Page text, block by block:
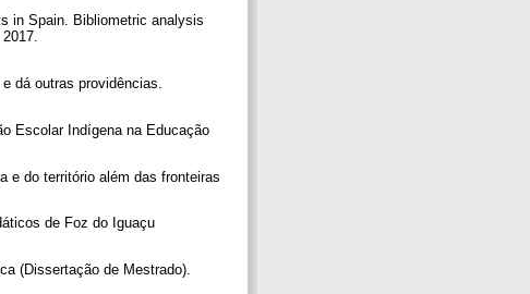
in Spain. Bibliometric analysis
dá outras providências.
Escolar Indígena na Educação
e do território além das fronteiras
de Foz do Iguaçu
(Dissertação de Mestrado).